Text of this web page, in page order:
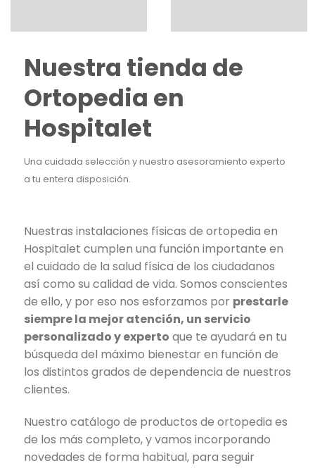
Nuestra tienda de
Ortopedia en
Hospitalet
Una cuidada selección y nuestro asesoramiento experto
a tu entera disposición.
Nuestras instalaciones físicas de ortopedia en
Hospitalet cumplen una función importante en
el cuidado de la salud física de los ciudadanos
así como su calidad de vida. Somos conscientes
de ello, y por eso nos esforzamos por prestarle
siempre la mejor atención, un servicio
personalizado y experto que te ayudará en tu
búsqueda del máximo bienestar en función de
los distintos grados de dependencia de nuestros
clientes.
Nuestro catálogo de productos de ortopedia es
de los más completo, y vamos incorporando
novedades de forma habitual, para seguir